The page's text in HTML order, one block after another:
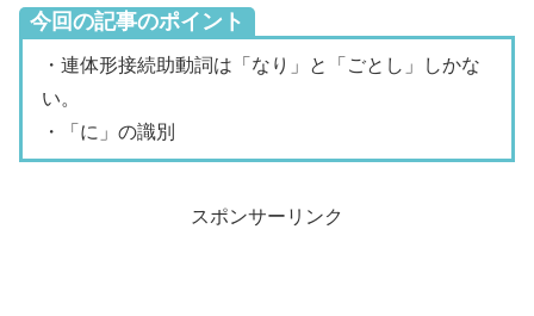
今回の記事のポイント
・連体形接続助動詞は「なり」と「ごとし」しかな
い。
・「に」の識別
スポンサーリンク